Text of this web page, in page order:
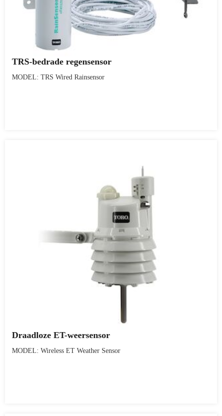
TRS-bedrade regensensor
MODEL: TRS Wired Rainsensor
Draadloze ET-weersensor
MODEL: Wireless ET Weather Sensor